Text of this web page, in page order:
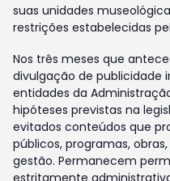
suas unidades
restrições estabelecidas
Nos três meses que
divulgação de publicidade
entidades da
hipóteses previstas na
evitados conteúdos que
públicos, programas,
gestão. Permanecem